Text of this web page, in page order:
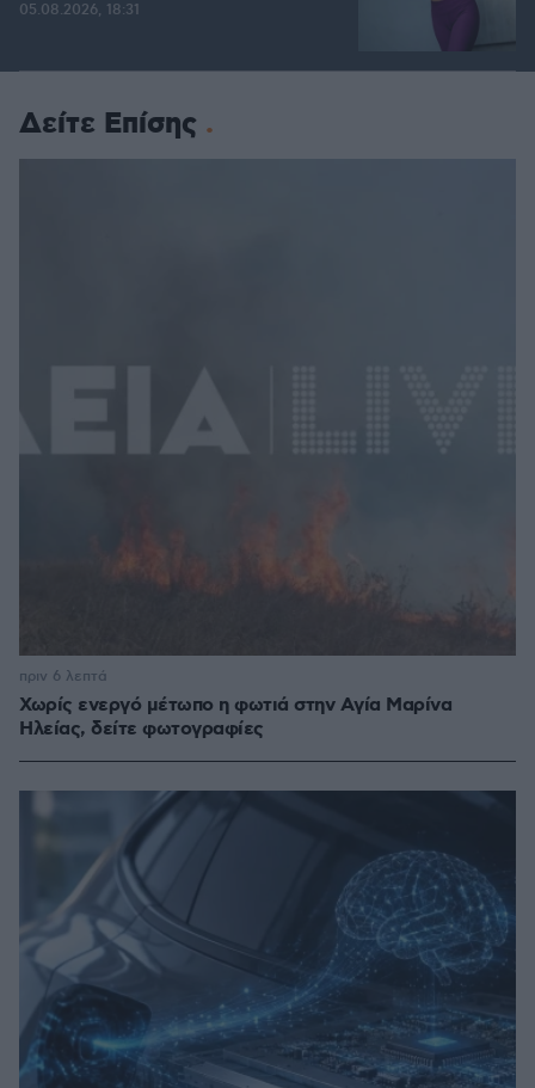
05.08.2026, 18:31
Δείτε Επίσης
Χωρίς ενεργό μέτωπο η φωτιά στην Aγία Μαρίνα
Ηλείας, δείτε φωτογραφίες
πριν 6 λεπτά